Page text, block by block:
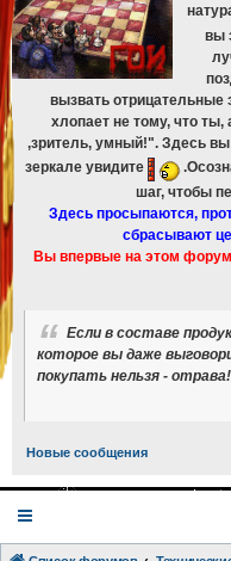
вы
вызвать отрицательные
хлопает не тому, что ты,
,зритель, умный!". Здесь вы
зеркале увидите
шаг, чтобы
Здесь просыпаются,
сбрасывают
Вы впервые на этом
Если в составе
которое вы даже
покупать нельзя - отрава!
Новые сообщения